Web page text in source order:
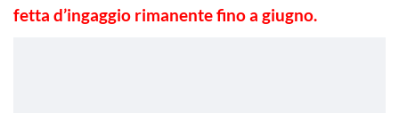
fetta d’ingaggio rimanente fino a giugno.